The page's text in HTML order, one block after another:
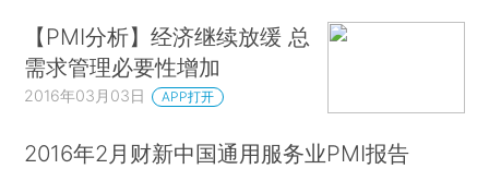
【PMI分析】经济继续放缓 总
需求管理必要性增加
2016年03月03日 APP打开
2016年2月财新中国通用服务业PMI报告